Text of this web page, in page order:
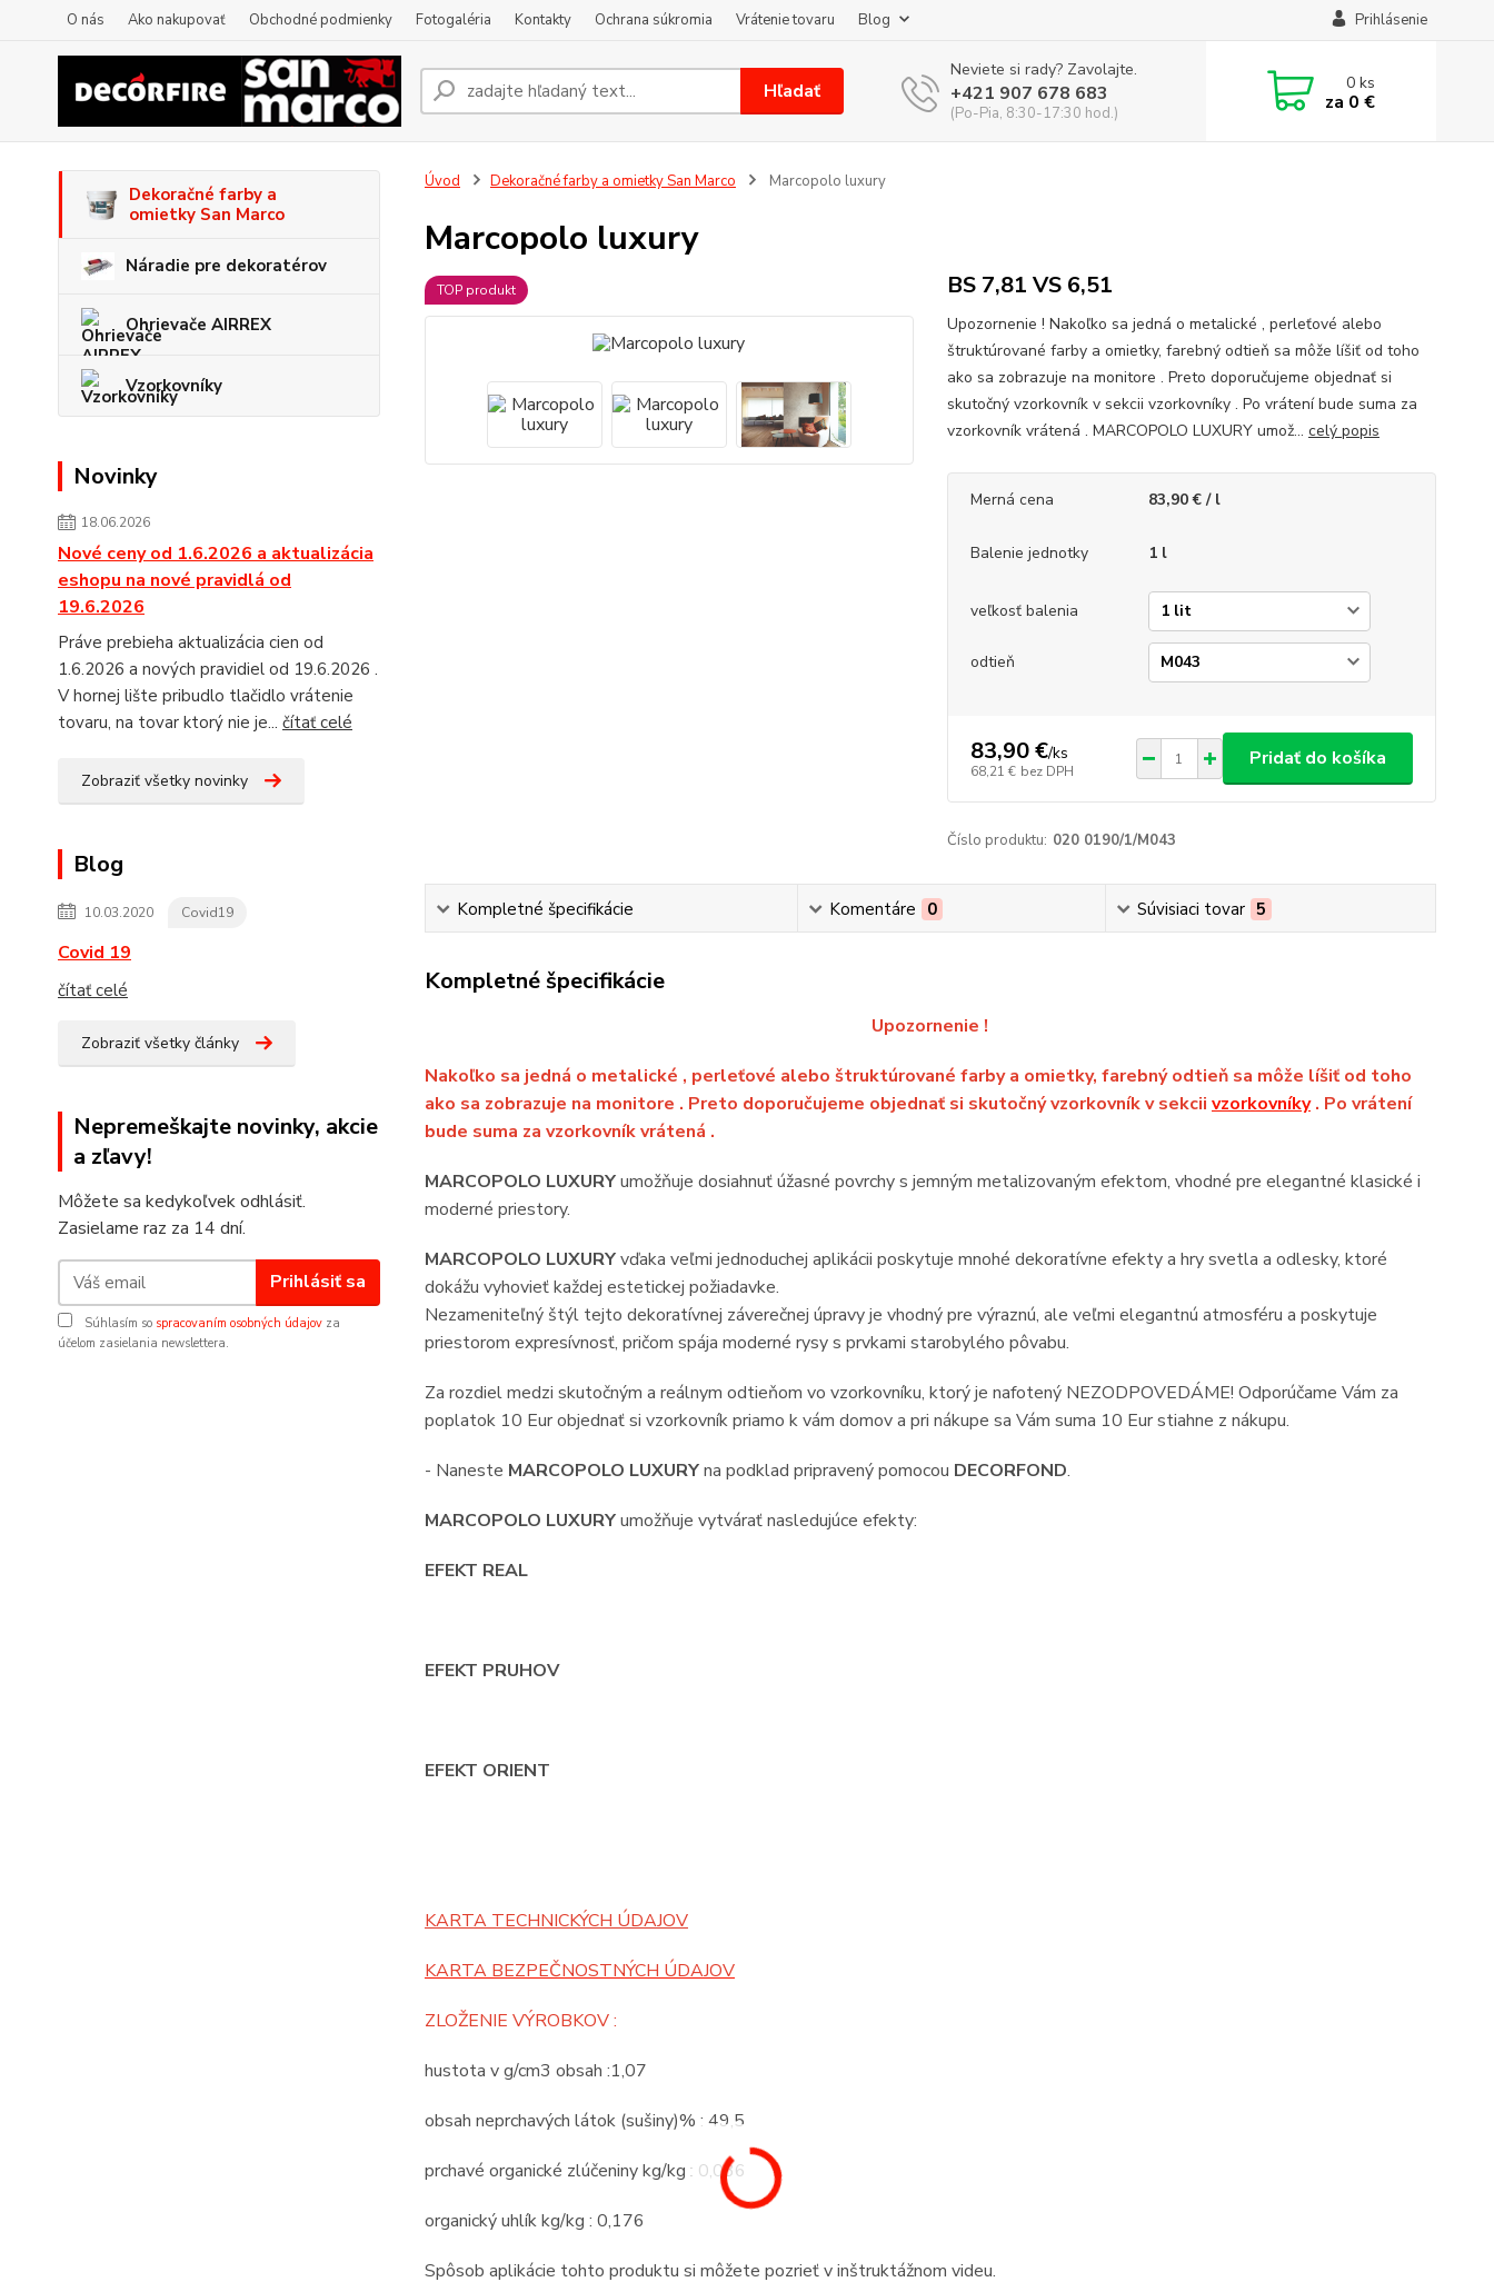
O nás Ako nakupovať Obchodné podmienky Fotogaléria Kontakty Ochrana súkromia Vrátenie tovaru Blog Prihlásenie
Hľadať
Neviete si rady? Zavolajte.
+421 907 678 683
(Po-Pia, 8:30-17:30 hod.)
0ks
za 0 €
Dekoračné farby a
omietky San Marco
Náradie pre dekoratérov
Ohrievače AIRREX
Vzorkovníky
Novinky
18.06.2026
Nové ceny od 1.6.2026 a aktualizácia
eshopu na nové pravidlá od
19.6.2026
Práve prebieha aktualizácia cien od
1.6.2026 a nových pravidiel od 19.6.2026 .
V hornej lište pribudlo tlačidlo vrátenie
tovaru, na tovar ktorý nie je... čítať celé
Zobraziť všetky novinky
Blog
10.03.2020 Covid19
Covid 19
čítať celé
Zobraziť všetky články
Nepremeškajte novinky, akcie
a zľavy!
Môžete sa kedykoľvek odhlásiť.
Zasielame raz za 14 dní.
Prihlásiť sa
Súhlasím so spracovaním osobných údajov za
účelom zasielania newslettera.
Úvod Dekoračné farby a omietky San Marco Marcopolo luxury
Marcopolo luxury
TOP produkt BS 7,81 VS 6,51
Upozornenie ! Nakoľko sa jedná o metalické , perleťové alebo
štruktúrované farby a omietky, farebný odtieň sa môže líšiť od toho
ako sa zobrazuje na monitore . Preto doporučujeme objednať si
skutočný vzorkovník v sekcii vzorkovníky . Po vrátení bude suma za
vzorkovník vrátená . MARCOPOLO LUXURY umož... celý popis
Merná cena 83,90 € / l
Balenie jednotky 1 l
veľkosť balenia
odtieň
83,90 €/ks
68,21 € bez DPH
Pridať do košíka
Číslo produktu: 020 0190/1/M043
Kompletné špecifikácie Komentáre 0 Súvisiaci tovar 5
Kompletné špecifikácie
Upozornenie !
Nakoľko sa jedná o metalické , perleťové alebo štruktúrované farby a omietky, farebný odtieň sa môže líšiť od toho
ako sa zobrazuje na monitore . Preto doporučujeme objednať si skutočný vzorkovník v sekcii vzorkovníky. Po vrátení
bude suma za vzorkovník vrátená .
MARCOPOLO LUXURYumožňuje dosiahnuť úžasné povrchy s jemným metalizovaným efektom, vhodné pre elegantné klasické i
moderné priestory.
MARCOPOLO LUXURYvďaka veľmi jednoduchej aplikácii poskytuje mnohé dekoratívne efekty a hry svetla a odlesky, ktoré
dokážu vyhovieť každej estetickej požiadavke.
Nezameniteľný štýl tejto dekoratívnej záverečnej úpravy je vhodný pre výraznú, ale veľmi elegantnú atmosféru a poskytuje
priestorom expresívnosť, pričom spája moderné rysy s prvkami starobylého pôvabu.
Za rozdiel medzi skutočným a reálnym odtieňom vo vzorkovníku, ktorý je nafotený NEZODPOVEDÁME! Odporúčame Vám za
poplatok 10 Eur objednať si vzorkovník priamo k vám domov a pri nákupe sa Vám suma 10 Eur stiahne z nákupu.
- Naneste MARCOPOLO LUXURYna podklad pripravený pomocou DECORFOND.
MARCOPOLO LUXURYumožňuje vytvárať nasledujúce efekty:
EFEKT REAL
EFEKT PRUHOV
EFEKT ORIENT
KARTA TECHNICKÝCH ÚDAJOV
KARTA BEZPEČNOSTNÝCH ÚDAJOV
ZLOŽENIE VÝROBKOV :
hustota v g/cm3 obsah :1,07
obsah neprchavých látok (sušiny)% : 49,5
prchavé organické zlúčeniny kg/kg : 0,036
organický uhlík kg/kg : 0,176
Spôsob aplikácie tohto produktu si môžete pozrieť v inštruktážnom videu.